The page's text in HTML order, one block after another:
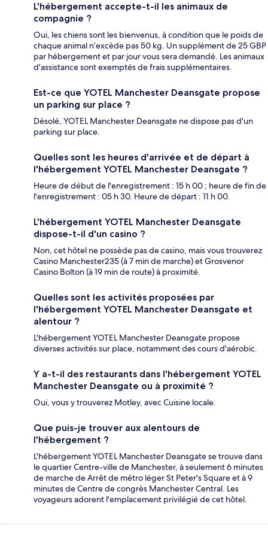
L'hébergement accepte-t-il les animaux de
compagnie ?
Oui, les chiens sont les bienvenus, à condition que le poids de
chaque animal n’excède pas 50 kg. Un supplément de 25 GBP
par hébergement et par jour vous sera demandé. Les animaux
d'assistance sont exemptés de frais supplémentaires.
Est-ce que YOTEL Manchester Deansgate propose
un parking sur place ?
Désolé, YOTEL Manchester Deansgate ne dispose pas d'un
parking sur place.
Quelles sont les heures d'arrivée et de départ à
l'hébergement YOTEL Manchester Deansgate ?
Heure de début de l'enregistrement : 15 h 00 ; heure de fin de
l'enregistrement : 05 h 30. Heure de départ : 11 h 00.
L'hébergement YOTEL Manchester Deansgate
dispose-t-il d'un casino ?
Non, cet hôtel ne possède pas de casino, mais vous trouverez
Casino Manchester235 (à 7 min de marche) et Grosvenor
Casino Bolton (à 19 min de route) à proximité.
Quelles sont les activités proposées par
l'hébergement YOTEL Manchester Deansgate et
alentour ?
L'hébergement YOTEL Manchester Deansgate propose
diverses activités sur place, notamment des cours d'aérobic.
Y a-t-il des restaurants dans l'hébergement YOTEL
Manchester Deansgate ou à proximité ?
Oui, vous y trouverez Motley, avec Cuisine locale.
Que puis-je trouver aux alentours de
l'hébergement ?
L'hébergement YOTEL Manchester Deansgate se trouve dans
le quartier Centre-ville de Manchester, à seulement 6 minutes
de marche de Arrêt de métro léger St Peter's Square et à 9
minutes de Centre de congrès Manchester Central. Les
voyageurs adorent l'emplacement privilégié de cet hôtel.